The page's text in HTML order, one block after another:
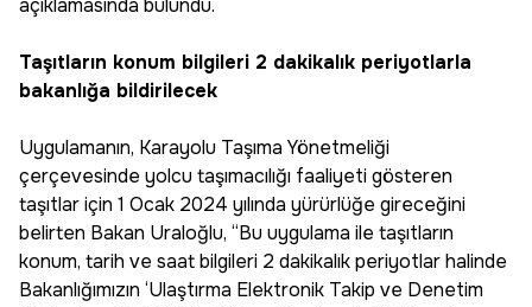
açıklamasında bulundu.
Taşıtların konum bilgileri 2 dakikalık periyotlarla
bakanlığa bildirilecek
Uygulamanın, Karayolu Taşıma Yönetmeliği
çerçevesinde yolcu taşımacılığı faaliyeti gösteren
taşıtlar için 1 Ocak 2024 yılında yürürlüğe gireceğini
belirten Bakan Uraloğlu, “Bu uygulama ile taşıtların
konum, tarih ve saat bilgileri 2 dakikalık periyotlar halinde
Bakanlığımızın ‘Ulaştırma Elektronik Takip ve Denetim